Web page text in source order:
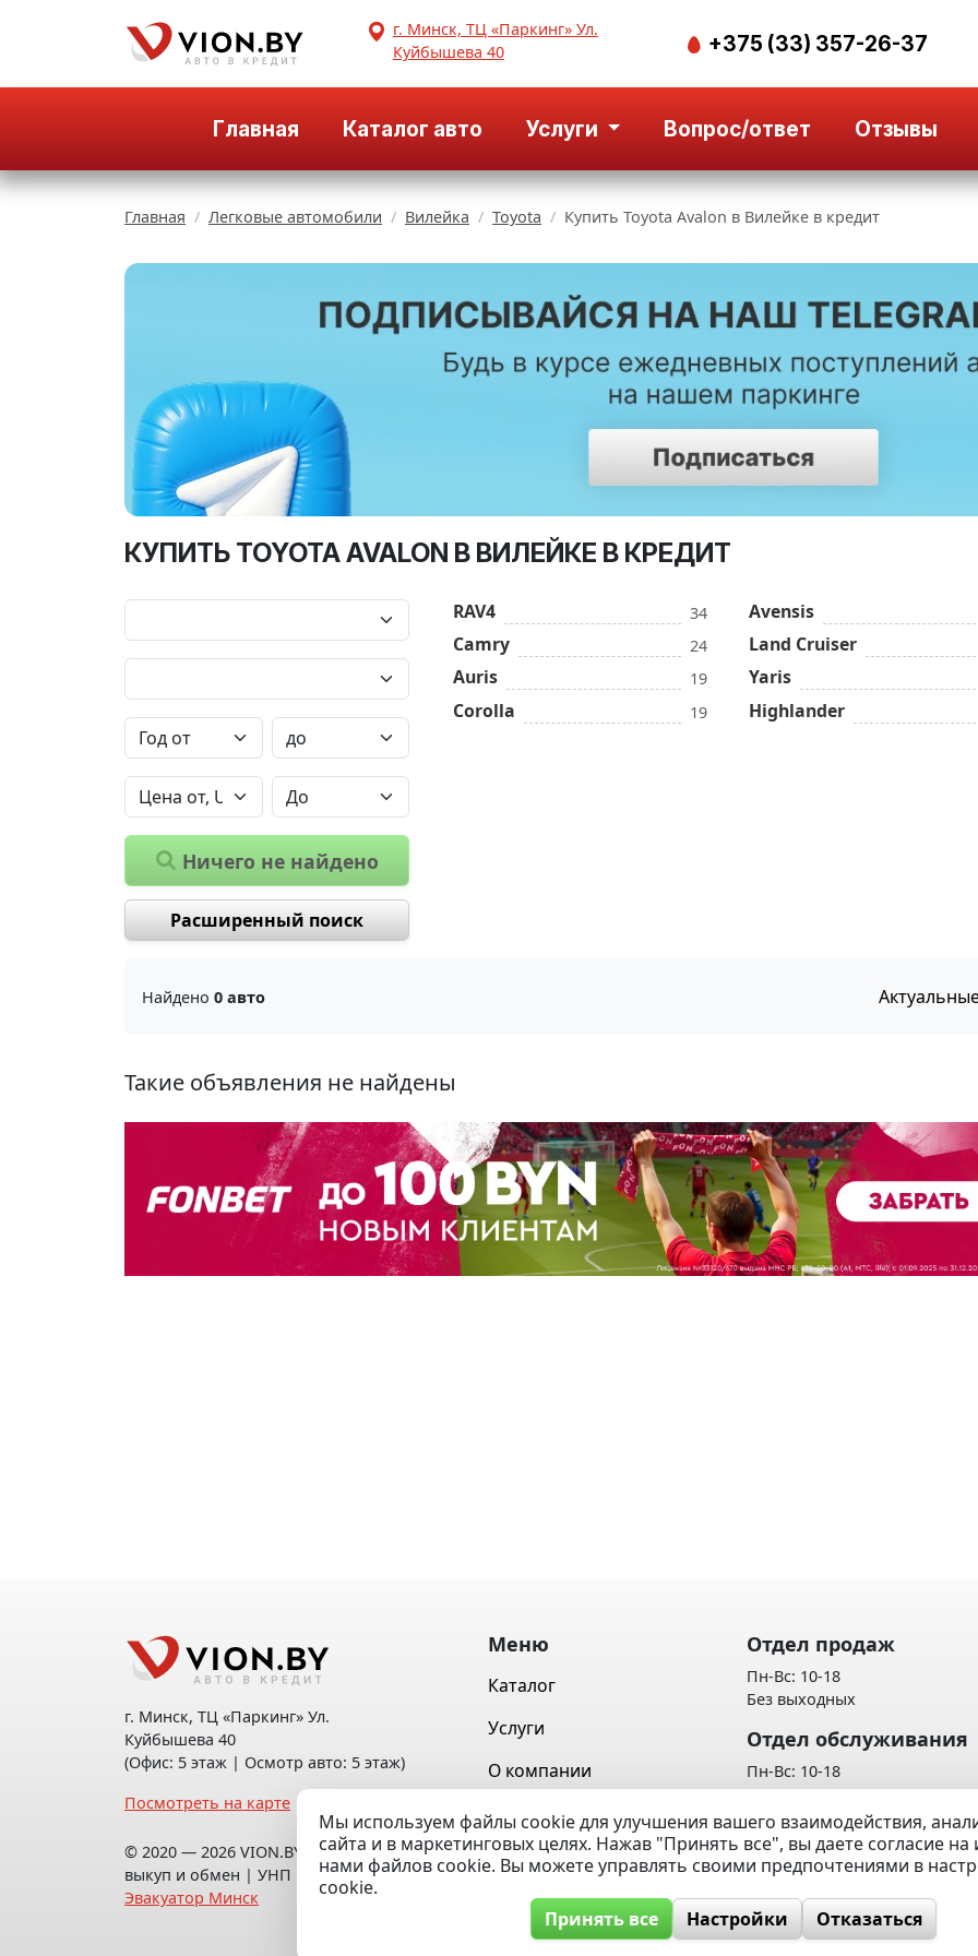
г. Минск, ТЦ «Паркинг» Ул.
Куйбышева 40
+375 (33) 357-26-37
Главная Каталог авто Услуги Вопрос/ответ Отзывы
Главная Легковые автомобили Вилейка Toyota Купить Toyota Avalon в Вилейке в кредит
КУПИТЬ TOYOTA AVALON В ВИЛЕЙКЕ В КРЕДИТ
Ничего не найдено
Расширенный поиск
RAV4 34
Camry 24
Auris 19
Corolla 19
Avensis
Land Cruiser
Yaris
Highlander
Найдено 0 авто
Такие объявления не найдены
г. Минск, ТЦ «Паркинг» Ул.
Куйбышева 40
(Офис: 5 этаж | Осмотр авто: 5 этаж)
Посмотреть на карте
© 2020 — 2026 VION.BY — Продажа,
выкуп и обмен | УНП 192961100 |
Эвакуатор Минск
Меню
Каталог
Услуги
О компании
Контакты
Вопрос / Ответ
Отдел продаж
Пн-Вс: 10-18
Без выходных
Отдел обслуживания
Пн-Вс: 10-18
Без выходных
Политика обработки
данных
Мы используем файлы cookie для улучшения вашего взаимодействия,
сайта и в маркетинговых целях. Нажав "Принять все", вы даете согласие
нами файлов cookie. Вы можете управлять своими предпочтениями в
cookie.
Принять все
Настройки Отказаться